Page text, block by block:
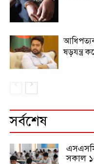
ষড়যন্ত্র
সর্বশেষ
সকাল